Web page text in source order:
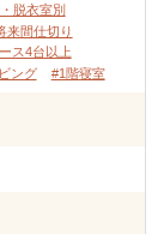
脱衣室別
来間仕切り
ス4台以上
ング #1階寝室